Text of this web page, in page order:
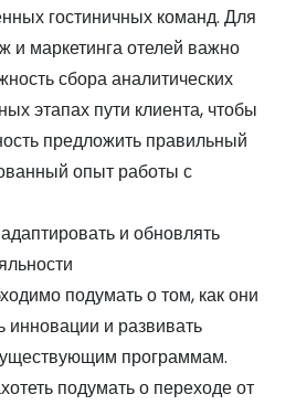
гостиничных команд. Для
и маркетинга отелей важно
сбора аналитических
этапах пути клиента, чтобы
предложить правильный
опыт работы с
и обновлять
подумать о том, как они
инновации и развивать
программам.
подумать о переходе от